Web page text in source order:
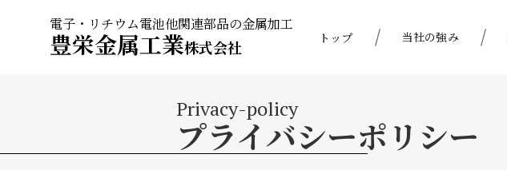
電子・リチウム電池他関連部品の金属加工
豊栄金属工業株式会社 トップ 当社の強み
Privacy-policy
プライバシーポリシー